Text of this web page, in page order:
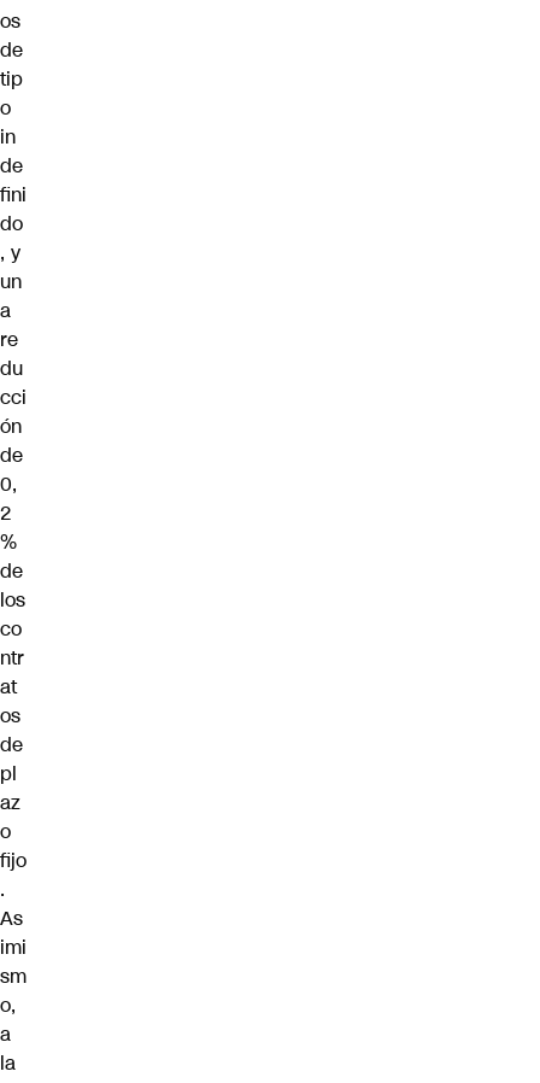
os
de
tip
o
in
de
fini
do
, y
un
a
re
du
cci
ón
de
0,
2
%
de
los
co
ntr
at
os
de
pl
az
o
fijo
.
As
imi
sm
o,
a
la